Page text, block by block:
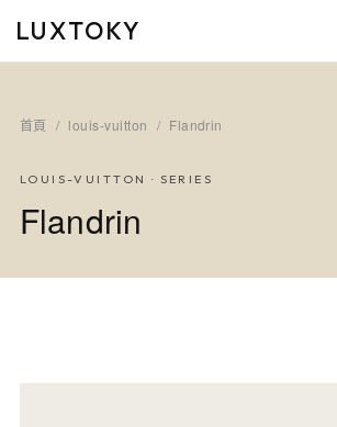
LUXTOKY
首頁 / louis-vuitton / Flandrin
LOUIS-VUITTON · SERIES
Flandrin